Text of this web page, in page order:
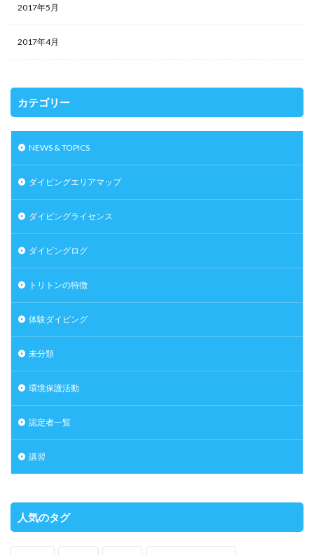
2017年5月
2017年4月
カテゴリー
NEWS & TOPICS
ダイビングエリアマップ
ダイビングライセンス
ダイビングログ
トリトンの特徴
体験ダイビング
未分類
環境保護活動
認定者一覧
講習
人気のタグ